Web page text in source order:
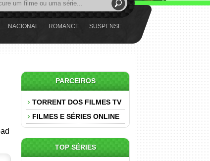
NACIONAL ROMANCE
SUSPENSE
PARCEIROS
TORRENT DOS FILMES TV
FILMES E SÉRIES ONLINE
TOP SÉRIES